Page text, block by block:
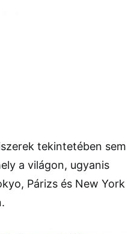
tekintetében sem
a világon, ugyanis
Párizs és New York